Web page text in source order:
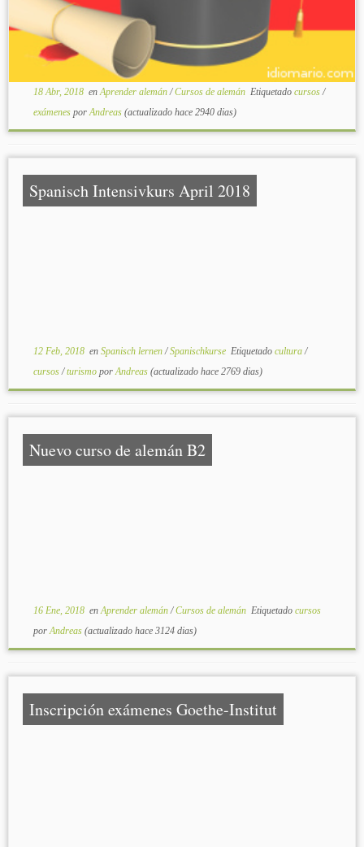
18 Abr, 2018enAprender alemán/Cursos de alemán Etiquetado cursos/
exámenes porAndreas(actualizado hace 2940 dias)
Spanisch Intensivkurs April 2018
12 Feb, 2018en Spanisch lernen/Spanischkurse Etiquetado cultura/
cursos/turismo porAndreas(actualizado hace 2769 dias)
Nuevo curso de alemán B2
16 Ene, 2018enAprender alemán/Cursos de alemán Etiquetado cursos
porAndreas(actualizado hace 3124 dias)
Inscripción exámenes Goethe-Institut